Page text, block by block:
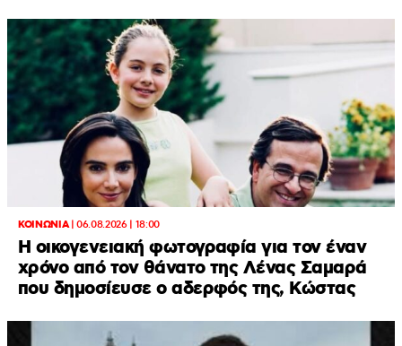
ΚΟΙΝΩΝΙΑ|06.08.2026 | 18:00
Η οικογενειακή φωτογραφία για τον έναν
χρόνο από τον θάνατο της Λένας Σαμαρά
που δημοσίευσε ο αδερφός της, Κώστας